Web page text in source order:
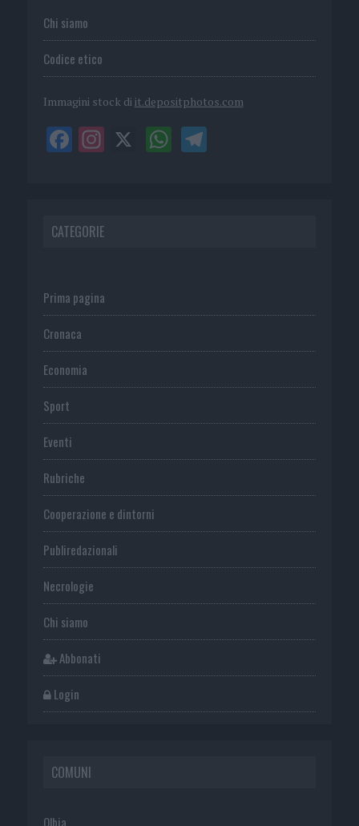
Chi siamo
Codice etico
Immagini stock di it.depositphotos.com
CATEGORIE
Prima pagina
Cronaca
Economia
Sport
Eventi
Rubriche
Cooperazione e dintorni
Publiredazionali
Necrologie
Chi siamo
Abbonati
Login
COMUNI
Olbia